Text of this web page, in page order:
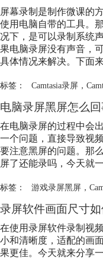
屏幕录制是制作微课的
使用电脑自带的工具。
况下，是可以录制系统
果电脑录屏没有声音，
具体情况来解决。下面
标签： Camtasia录屏，
电脑录屏黑屏怎么
在电脑录屏的过程中会
一个问题，直接导致视
要注意黑屏的问题。那
屏了还能录吗，今天就
标签： 游戏录屏黑屏，
录屏软件画面尺寸
在使用录屏软件录制视
小和清晰度，适配的画
果更佳。今天就来分享